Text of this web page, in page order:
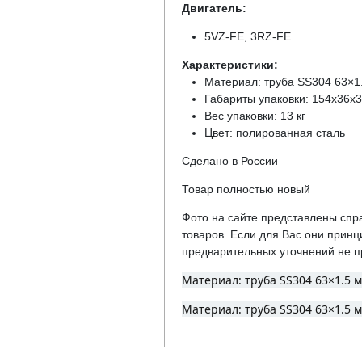
Двигатель:
5VZ-FE, 3RZ-FE
Характеристики:
Материал: труба SS304
Габариты упаковки:
Вес упаковки: 13 кг
Цвет: полированная сталь
Cделано в России
Товар полностью новый
Фото на сайте представлены
товаров. Если для Вас они
предварительных уточнений не
Материал: труба SS304 63×1.5
Материал: труба SS304 63×1.5